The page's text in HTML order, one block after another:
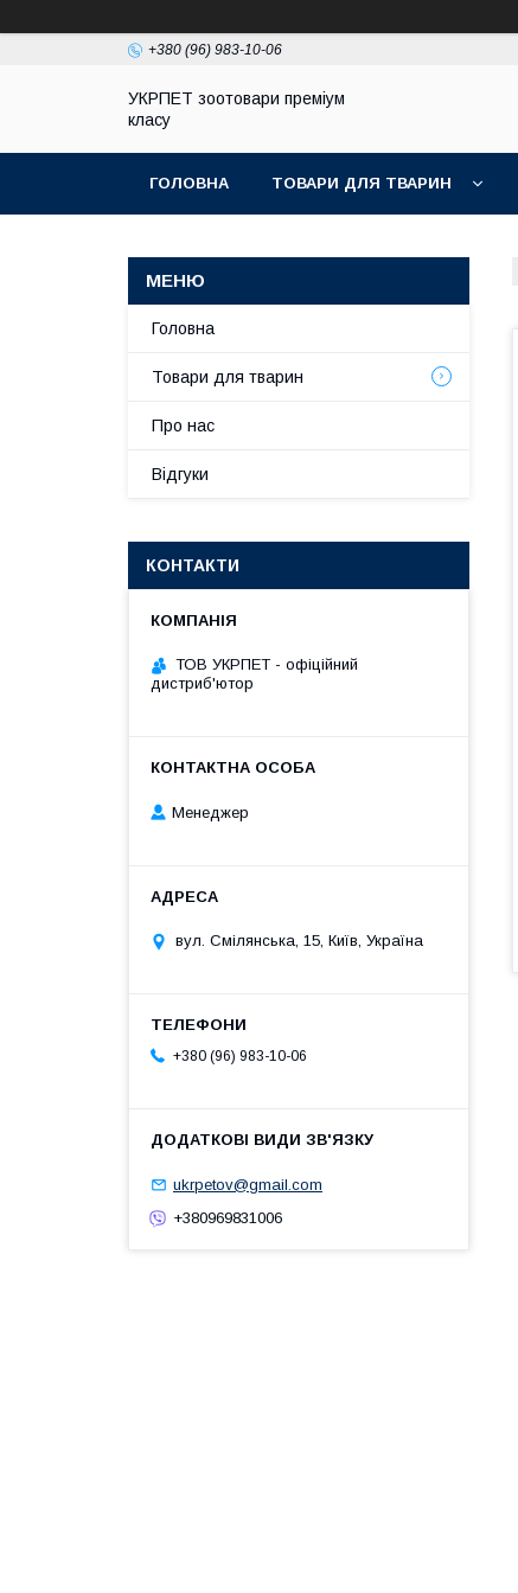
+380 (96) 983-10-06
УКРПЕТ зоотовари преміум
класу
ГОЛОВНА ТОВАРИ ДЛЯ ТВАРИН
Головна
Товари для тварин
Про нас
Відгуки
КОНТАКТИ
ТОВ УКРПЕТ - офіційний
дистриб'ютор
Менеджер
вул. Смілянська, 15, Київ, Україна
+380 (96) 983-10-06
ukrpetov@gmail.com
+380969831006